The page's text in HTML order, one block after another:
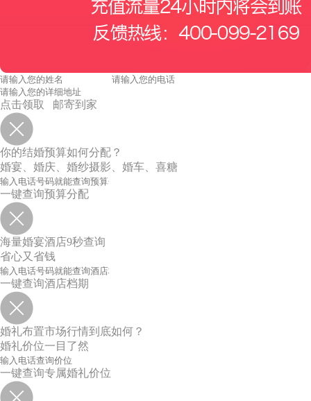
点击领取 邮寄到家
你的结婚预算如何分配？
婚宴、婚庆、婚纱摄影、婚车、喜糖
一键查询预算分配
海量婚宴酒店9秒查询
省心又省钱
一键查询酒店档期
婚礼布置市场行情到底如何？
婚礼价位一目了然
一键查询专属婚礼价位